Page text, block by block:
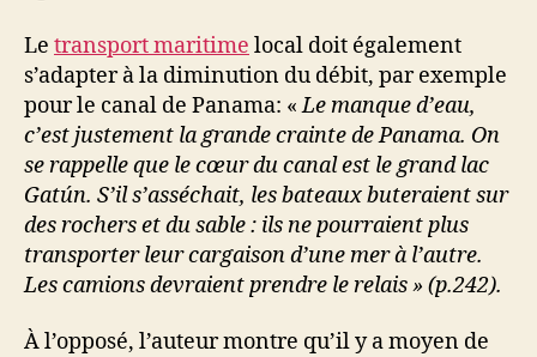
Le transport maritime local doit également
s’adapter à la diminution du débit, par exemple
pour le canal de Panama: «Le manque d’eau,
c’est justement la grande crainte de Panama. On
se rappelle que le cœur du canal est le grand lac
Gatún. S’il s’asséchait, les bateaux buteraient sur
des rochers et du sable : ils ne pourraient plus
transporter leur cargaison d’une mer à l’autre.
Les camions devraient prendre le relais » (p.242).
À l’opposé, l’auteur montre qu’il y a moyen de